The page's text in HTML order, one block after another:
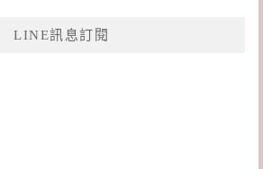
LINE訊息訂閱